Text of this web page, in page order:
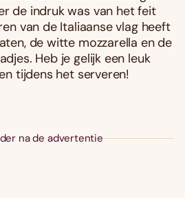
de indruk was van het feit
van de Italiaanse vlag heeft
de witte mozzarella en de
Heb je gelijk een leuk
tijdens het serveren!
na de advertentie